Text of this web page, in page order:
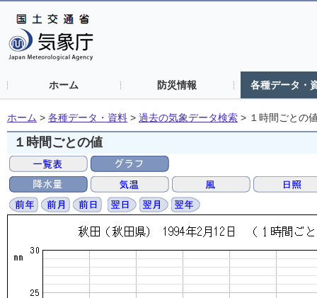
ホーム 防災情報 各種データ・
ホーム > 各種データ・資料 > 過去の気象データ検索 > １時間ごとの
１時間ごとの値